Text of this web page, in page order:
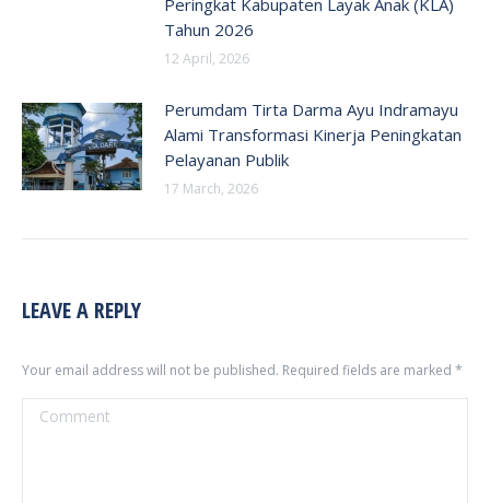
Tahun 2026
12 April, 2026
Perumdam Tirta Darma Ayu Indramayu
Alami Transformasi Kinerja Peningkatan
Pelayanan Publik
17 March, 2026
LEAVE A REPLY
Your email address will not be published. Required fields are marked *
Comment